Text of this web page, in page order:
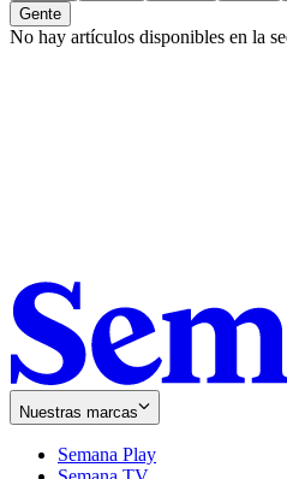
Gente
No hay artículos disponibles en la
Nuestras marcas
Semana Play